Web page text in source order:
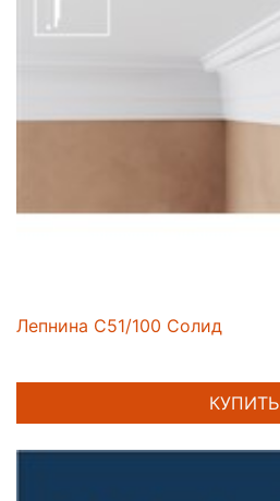
Лепнина C51/100 Солид
КУПИТЬ